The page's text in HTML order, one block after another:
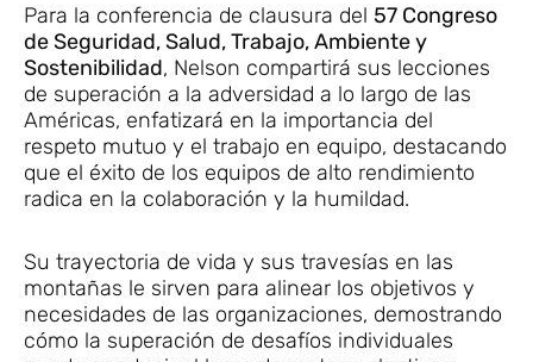
Para la conferencia de clausura del 57 Congreso
de Seguridad, Salud, Trabajo, Ambiente y
Sostenibilidad, Nelson compartirá sus lecciones
de superación a la adversidad a lo largo de las
Américas, enfatizará en la importancia del
respeto mutuo y el trabajo en equipo, destacando
que el éxito de los equipos de alto rendimiento
radica en la colaboración y la humildad.
Su trayectoria de vida y sus travesías en las
montañas le sirven para alinear los objetivos y
necesidades de las organizaciones, demostrando
cómo la superación de desafíos individuales